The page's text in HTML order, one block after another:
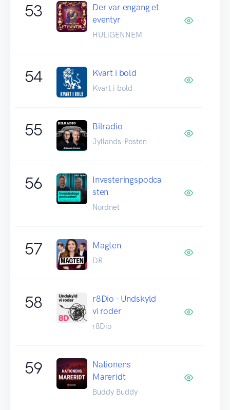
53
Der var engang et
eventyr
HULiGENNEM
54 Kvart i bold
Kvart i bold
55 Bilradio
Jyllands-Posten
56
Investeringspodca
sten
Nordnet
57 Magten
DR
58
r8Dio - Undskyld
vi roder
r8Dio
59
Nationens
Mareridt
Buddy Buddy